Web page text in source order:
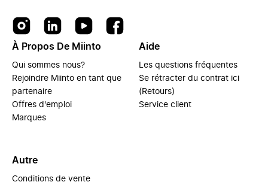
À Propos De Miinto
Qui sommes nous?
Rejoindre Miinto en tant que
partenaire
Offres d'emploi
Marques
Aide
Les questions fréquentes
Se rétracter du contrat ici
(Retours)
Service client
Autre
Conditions de vente